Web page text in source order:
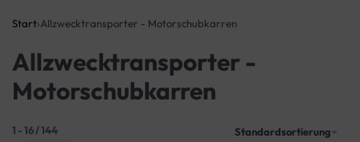
Start›Allzwecktransporter - Motorschubkarren
Allzwecktransporter -
Motorschubkarren
1 -16/144 Standardsortierung